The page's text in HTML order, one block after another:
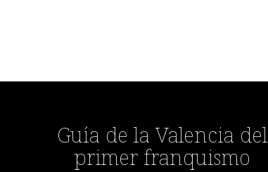
Guía de la Valencia del
primer franquismo